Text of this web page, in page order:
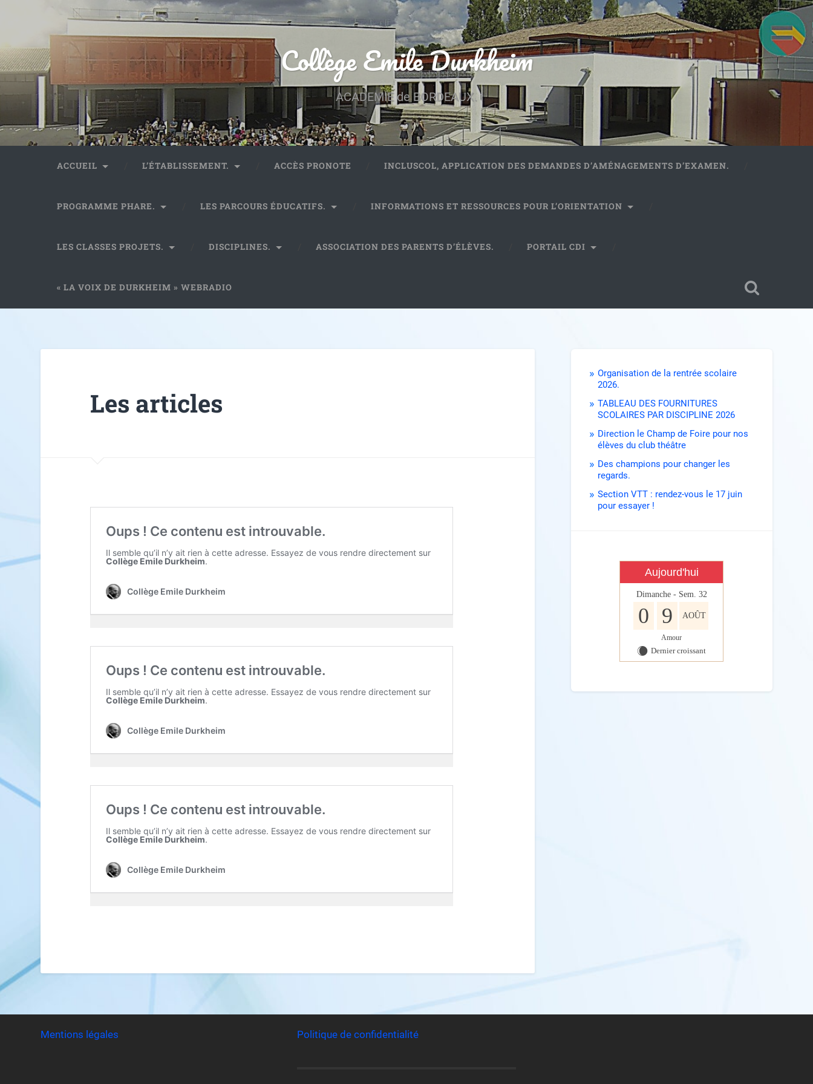
Collège Emile Durkheim
ACADEMIE de BORDEAUX.
ACCUEIL L’ÉTABLISSEMENT. ACCÈS PRONOTE INCLUSCOL, APPLICATION DES DEMANDES D’AMÉNAGEMENTS D’EXAMEN.
PROGRAMME PHARE. LES PARCOURS ÉDUCATIFS. INFORMATIONS ET RESSOURCES POUR L’ORIENTATION
LES CLASSES PROJETS. DISCIPLINES. ASSOCIATION DES PARENTS D’ÉLÈVES. PORTAIL CDI
« LA VOIX DE DURKHEIM » WEBRADIO
Les articles
Organisation de la rentrée scolaire
2026.
TABLEAU DES FOURNITURES
SCOLAIRES PAR DISCIPLINE 2026
Direction le Champ de Foire pour nos
élèves du club théâtre
Des champions pour changer les
regards.
Section VTT : rendez-vous le 17 juin
pour essayer !
Aujourd'hui
Dimanche - Sem. 32
0 9 AOÛT
Amour
X Dernier croissant
Mentions légales Politique de confidentialité